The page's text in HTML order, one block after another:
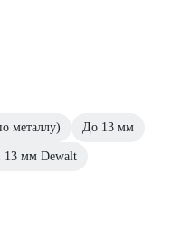
металлу) До 13 мм
13 мм Dewalt